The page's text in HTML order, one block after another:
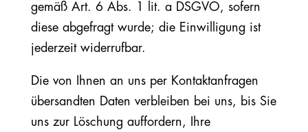
gemäß Art. 6 Abs. 1 lit. a DSGVO, sofern
diese abgefragt wurde; die Einwilligung ist
jederzeit widerrufbar.
Die von Ihnen an uns per Kontaktanfragen
übersandten Daten verbleiben bei uns, bis Sie
uns zur Löschung auffordern, Ihre